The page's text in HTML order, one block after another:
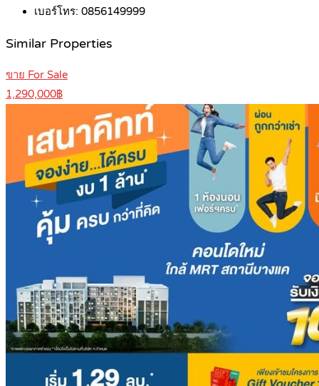
เบอร์โทร: 0856149999
Similar Properties
ขาย For Sale
1,290,000฿